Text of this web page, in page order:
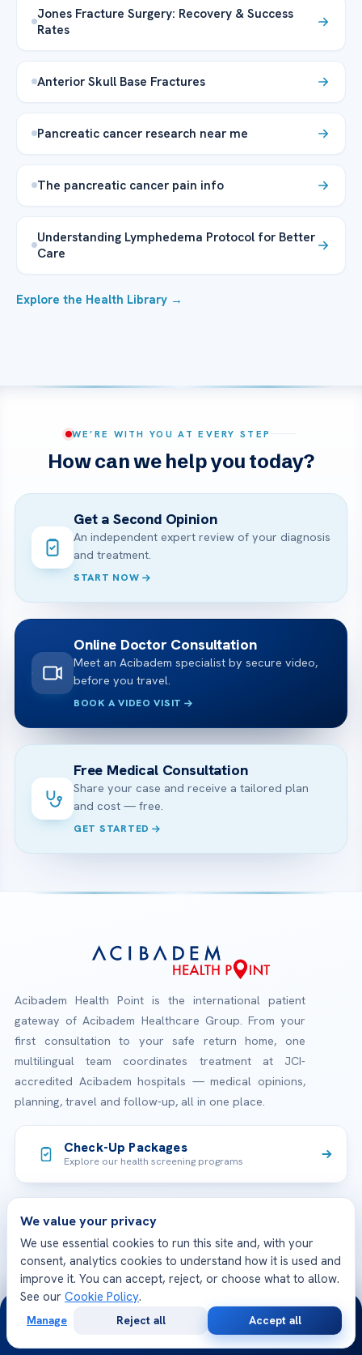
Jones Fracture Surgery: Recovery & Success
Rates
Anterior Skull Base Fractures
Pancreatic cancer research near me
The pancreatic cancer pain info
Understanding Lymphedema Protocol for Better
Care
Explore the Health Library →
WE’RE WITH YOU AT EVERY STEP
How can we help you today?
Get a Second Opinion
An independent expert review of your diagnosis
and treatment.
START NOW
Online Doctor Consultation
Meet an Acibadem specialist by secure video,
before you travel.
BOOK A VIDEO VISIT
Free Medical Consultation
Share your case and receive a tailored plan
and cost — free.
GET STARTED
Acibadem Health Point is the international patient
gateway of Acibadem Healthcare Group. From your
first consultation to your safe return home, one
multilingual team coordinates treatment at JCI-
accredited Acibadem hospitals — medical opinions,
planning, travel and follow-up, all in one place.
Check-Up Packages
Explore our health screening programs
JCI Accredited Hospitals
TREATMENTS
Check-up & Preventive Medicine
OUR HOSPITALS
We value your privacy
We use essential cookies to run this site and, with your
consent, analytics cookies to understand how it is used and
improve it. You can accept, reject, or choose what to allow.
See our Cookie Policy.
Manage Reject all Accept all
24/7
Consultation
Opinion